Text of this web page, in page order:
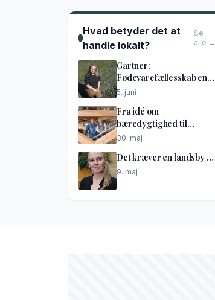
Hvad betyder det at
handle lokalt?
Se
alle →
Gartner:
Fødevarefællesskab en
god idé
5. juni
Fra idé om
bæredygtighed til
netværkshus
30. maj
Det kræver en landsby …
9. maj